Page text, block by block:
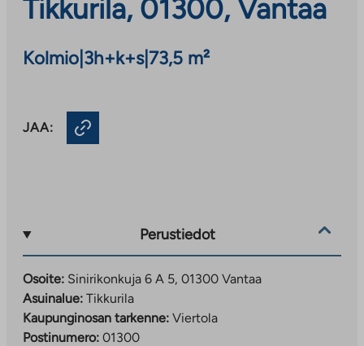
Tikkurila, 01300, Vantaa
Kolmio 3h+k+s| 73,5 m²
JAA:
Perustiedot
Osoite: Sinirikonkuja 6 A 5, 01300 Vantaa
Asuinalue: Tikkurila
Kaupunginosan tarkenne: Viertola
Postinumero: 01300